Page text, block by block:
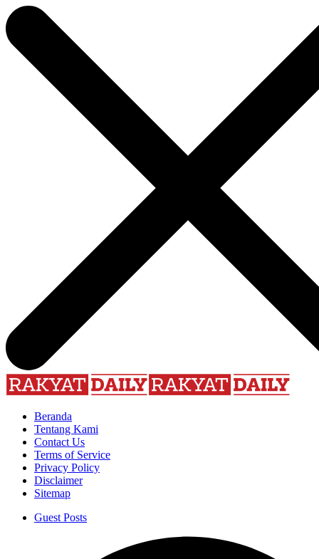
Beranda
Tentang Kami
Contact Us
Terms of Service
Privacy Policy
Disclaimer
Sitemap
Guest Posts